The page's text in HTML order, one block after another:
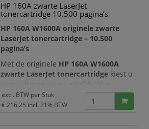
Enterprise printers en multifunctionals
en is ideaal voor zakelijke omgevingen
waar continuïteit, beveiligin
HP 160A zwarte LaserJet
tonercartridge 10.500 pagina’s
HP 160A W1600A originele zwarte
LaserJet tonercartridge – 10.500
pagina’s
Met de originele HP 160A W1600A
zwarte LaserJet tonercartridge kiest u
voor scherpe zwart-witafdrukken,
betrouwbare printerprestaties en
professionele documentkwaliteit. Deze
excl. BTW per Stuk
€ 216,25 incl. 21% BTW